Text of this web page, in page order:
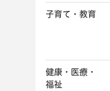
子育て・教育
健康・医療・
福祉